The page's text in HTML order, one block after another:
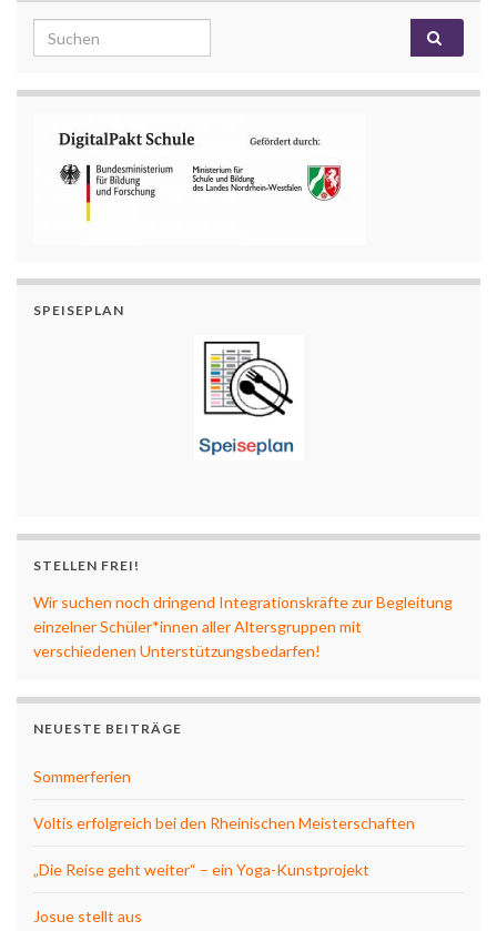
Search for:
SPEISEPLAN
STELLEN FREI!
Wir suchen noch dringend Integrationskräfte zur Begleitung
einzelner Schüler*innen aller Altersgruppen mit
verschiedenen Unterstützungsbedarfen!
NEUESTE BEITRÄGE
Sommerferien
Voltis erfolgreich bei den Rheinischen Meisterschaften
„Die Reise geht weiter“ – ein Yoga-Kunstprojekt
Josue stellt aus